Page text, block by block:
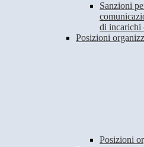
Sanzioni
di incarichi
Posizioni
Posizioni